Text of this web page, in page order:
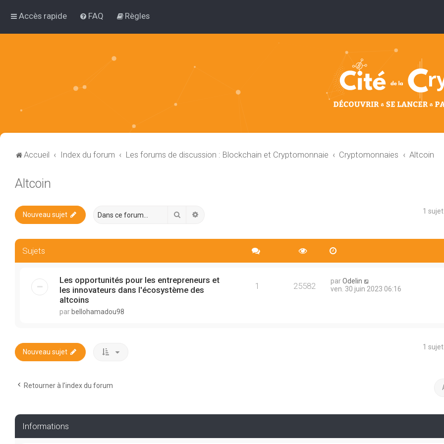
Accès rapide FAQ Règles
Accueil Index du forum Les forums de discussion : Blockchain et Cryptomonnaie Cryptomonnaies Altcoin
Altcoin
Nouveau sujet Rechercher 1 sujet
Sujets
Les opportunités pour les entrepreneurs et
les innovateurs dans l'écosystème des
altcoins
par bellohamadou98
1 25582 parOdelin
ven. 30 juin 2023 06:16
Nouveau sujet
1 sujet
Retourner à l’index du forum
Informations